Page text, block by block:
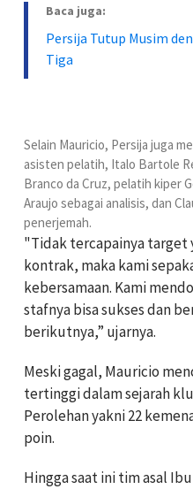
Baca juga:
Persija Tutup Musim
Tiga
Selain Mauricio, Persija juga
asisten pelatih, Italo Bartole
Branco da Cruz, pelatih kiper
Araujo sebagai analisis, dan
penerjemah.
"Tidak tercapainya target
kontrak, maka kami
kebersamaan. Kami
stafnya bisa sukses dan
berikutnya,” ujarnya.
Meski gagal, Mauricio
tertinggi dalam sejarah
Perolehan yakni 22
poin.
Hingga saat ini tim asal